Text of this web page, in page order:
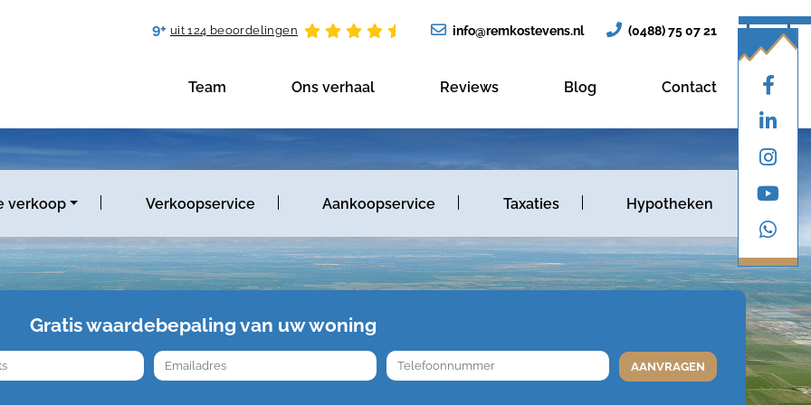
9+ uit 124 beoordelingen info@remkostevens.nl (0488) 75 07 21
Team Ons verhaal Reviews Blog Contact
verkoop Verkoopservice Aankoopservice Taxaties Hypotheken
Gratis waardebepaling van uw woning